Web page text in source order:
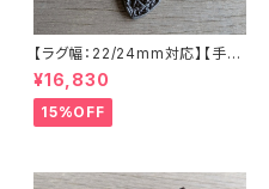
【ラグ幅：22/24mm対応】【手縫
い】【ストレート型】【子穴：円形】
【T2S-ALGBKWHs】ホワイト
ステッチ 腹ワニ グレージングブ
ラック国産なめしの本革アリゲ
えベルト LEVEL7
¥16,830
15%OFF